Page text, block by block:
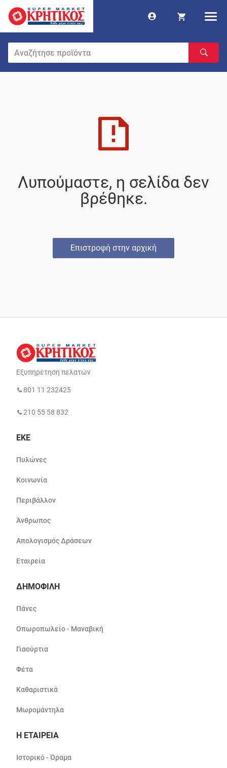
Λυπούμαστε, η σελίδα δεν
βρέθηκε.
Επιστροφή στην αρχική
Εξυπηρέτηση πελατών
801 11 232425
210 55 58 832
ΕΚΕ
Πυλώνες
Κοινωνία
Περιβάλλον
Άνθρωπος
Απολογισμός Δράσεων
Εταιρεία
ΔΗΜΟΦΙΛΗ
Πάνες
Οπωροπωλείο - Μαναβική
Γιαούρτια
Φέτα
Καθαριστικά
Μωρομάντηλα
Η ΕΤΑΙΡΕΙΑ
Ιστορικό - Όραμα